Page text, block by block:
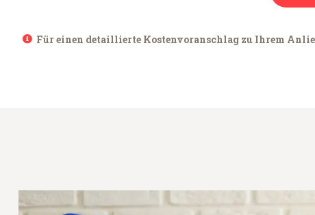
Für einen detaillierte Kostenvoranschlag zu Ihrem